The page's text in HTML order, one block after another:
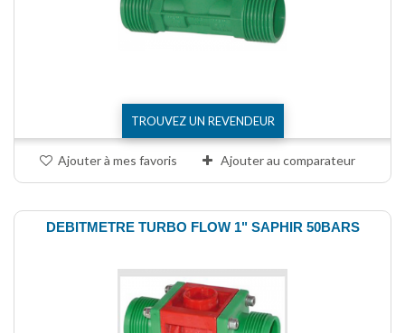
TROUVEZ UN REVENDEUR
Ajouter à mes favoris Ajouter au comparateur
DEBITMETRE TURBO FLOW 1" SAPHIR 50BARS